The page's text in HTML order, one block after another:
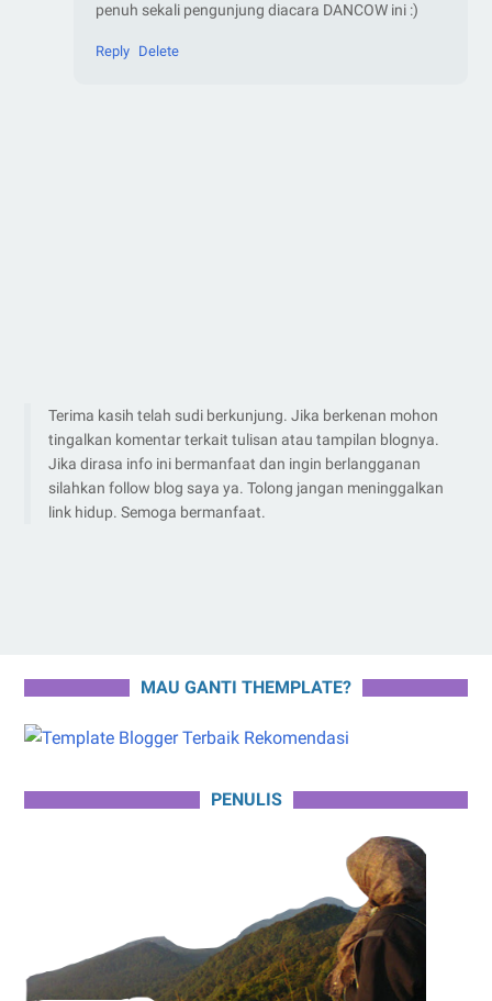
penuh sekali pengunjung diacara DANCOW ini :)
Reply Delete
Terima kasih telah sudi berkunjung. Jika berkenan mohon
tingalkan komentar terkait tulisan atau tampilan blognya.
Jika dirasa info ini bermanfaat dan ingin berlangganan
silahkan follow blog saya ya. Tolong jangan meninggalkan
link hidup. Semoga bermanfaat.
MAU GANTI THEMPLATE?
PENULIS